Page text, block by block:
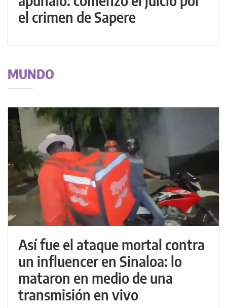
el crimen de Sapere
MUNDO
Así fue el ataque mortal contra
un influencer en Sinaloa: lo
mataron en medio de una
transmisión en vivo